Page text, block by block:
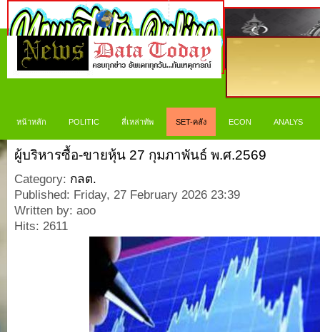
หน้าหลัก POLITIC สี่เหล่าทัพ SET-คลัง ECON ANALYS
ผู้บริหารซื้อ-ขายหุ้น 27 กุมภาพันธ์ พ.ศ.2569
Category: กลต.
Published: Friday, 27 February 2026 23:39
Written by: aoo
Hits: 2611